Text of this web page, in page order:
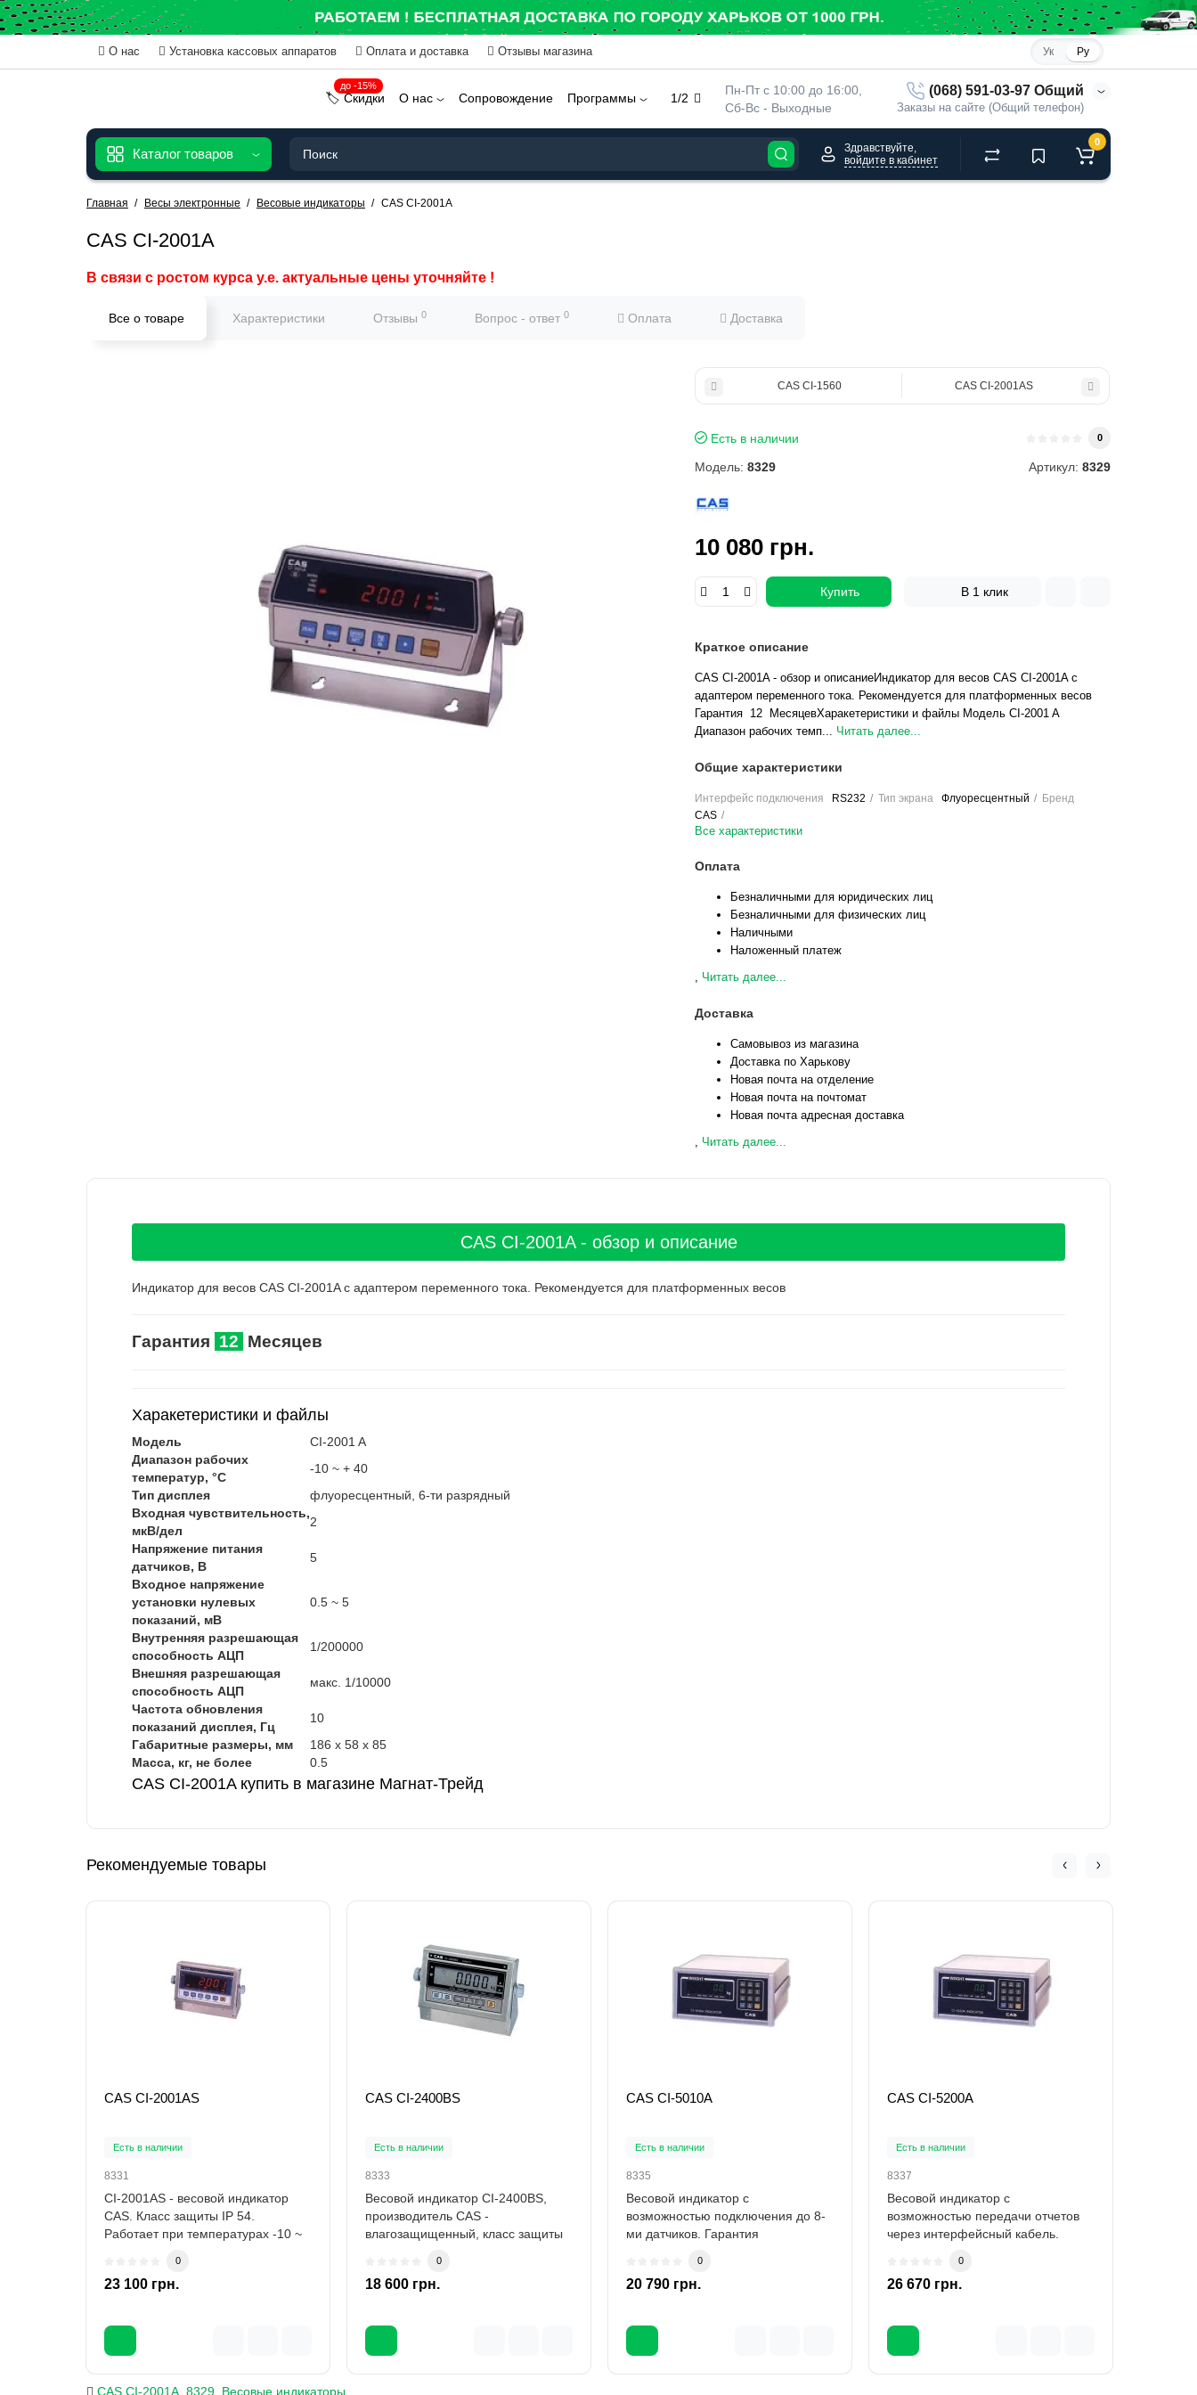
О нас Установка кассовых аппаратов Оплата и доставка Отзывы магазина Ук Ру
Пн-Пт с 10:00 до 16:00,
Сб-Вс - Выходные
(068) 591-03-97 Общий
Заказы на сайте (Общий телефон)
1/2
до -15%
🏷️ Скидки О нас Сопровождение Программы
Каталог товаров
Здравствуйте,
войдите в кабинет
0
Главная Весы электронные Весовые индикаторы CAS CI-2001A
CAS CI-2001A
В связи с ростом курса у.е. актуальные цены уточняйте !
Все о товаре Характеристики Отзывы 0 Вопрос - ответ 0 Оплата Доставка
CAS CI-1560 CAS CI-2001AS
Есть в наличии 0
Модель: 8329 Артикул: 8329
10 080 грн.
Купить В 1 клик
Краткое описание
CAS CI-2001A - обзор и описаниеИндикатор для весов CAS CI-2001A с
адаптером переменного тока. Рекомендуется для платформенных весов
Гарантия 12 МесяцевХаракетеристики и файлы Модель CI-2001 A
Диапазон рабочих темп... Читать далее...
Общие характеристики
Интерфейс подключения RS232 Тип экрана Флуоресцентный
Бренд
CAS
Все характеристики
Оплата
Безналичными для юридических лиц
Безналичными для физических лиц
Наличными
Наложенный платеж
, Читать далее...
Доставка
Самовывоз из магазина
Доставка по Харькову
Новая почта на отделение
Новая почта на почтомат
Новая почта адресная доставка
, Читать далее...
CAS CI-2001A - обзор и описание
Индикатор для весов CAS CI-2001A с адаптером переменного тока. Рекомендуется для платформенных весов
Гарантия 12 Месяцев
Харакетеристики и файлы
Модель
CI-2001 A
Диапазон рабочих
температур, °C
-10 ~ + 40
Тип дисплея
флуоресцентный, 6-ти разрядный
Входная чувствительность,
мкВ/дел
2
Напряжение питания
датчиков, В
5
Входное напряжение
установки нулевых
показаний, мВ
0.5 ~ 5
Внутренняя разрешающая
способность АЦП
1/200000
Внешняя разрешающая
способность АЦП
макс. 1/10000
Частота обновления
показаний дисплея, Гц
10
Габаритные размеры, мм
186 х 58 х 85
Масса, кг, не более
0.5
CAS CI-2001A купить в магазине Магнат-Трейд
Рекомендуемые товары
CAS CI-2001AS
Есть в наличии
8331
CI-2001AS - весовой индикатор
CAS. Класс защиты IP 54.
Работает при температурах -10 ~
0
23 100 грн.
CAS CI-2400BS
Есть в наличии
8333
Весовой индикатор CI-2400BS,
производитель CAS -
влагозащищенный, класс защиты
0
18 600 грн.
CAS CI-5010A
Есть в наличии
8335
Весовой индикатор с
возможностью подключения до 8-
ми датчиков. Гарантия
0
20 790 грн.
CAS CI-5200A
Есть в наличии
8337
Весовой индикатор с
возможностью передачи отчетов
через интерфейсный кабель.
0
26 670 грн.
CAS CI-2001A, 8329, Весовые индикаторы